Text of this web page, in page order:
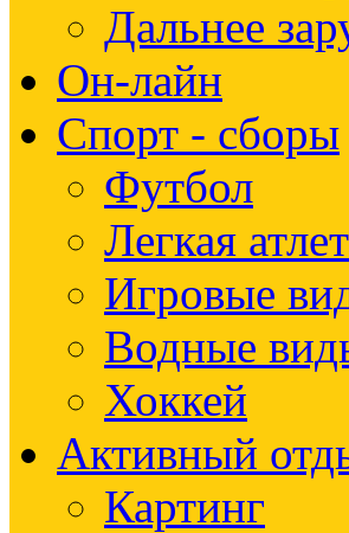
Дальнее
Он-лайн
Спорт - сборы
Футбол
Легкая
Игровые
Водные
Хоккей
Активный
Картинг